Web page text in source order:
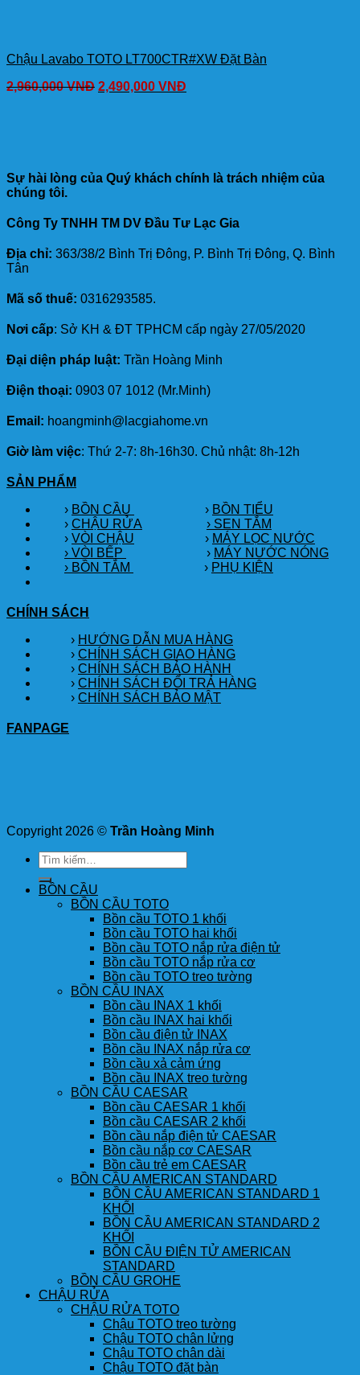
Chậu Lavabo TOTO LT700CTR#XW Đặt Bàn
2,960,000VNĐ 2,490,000 VNĐ
Sự hài lòng của Quý khách chính là trách nhiệm của
chúng tôi.
Công Ty TNHH TM DV Đầu Tư Lạc Gia
Địa chỉ: 363/38/2 Bình Trị Đông, P. Bình Trị Đông, Q. Bình
Tân
Mã số thuế: 0316293585.
Nơi cấp: Sở KH & ĐT TPHCM cấp ngày 27/05/2020
Đại diện pháp luật: Trần Hoàng Minh
Điện thoại: 0903 07 1012 (Mr.Minh)
Email: hoangminh@lacgiahome.vn
Giờ làm việc: Thứ 2-7: 8h-16h30. Chủ nhật: 8h-12h
SẢN PHẨM
› BỒN CẦU › BỒN TIỂU
› CHẬU RỬA
› SEN TẮM
› VÒI CHẬU › MÁY LỌC NƯỚC
› VÒI BẾP
› MÁY NƯỚC NÓNG
› BỒN TẮM
› PHỤ KIỆN
CHÍNH SÁCH
› HƯỚNG DẪN MUA HÀNG
› CHÍNH SÁCH GIAO HÀNG
› CHÍNH SÁCH BẢO HÀNH
› CHÍNH SÁCH ĐỔI TRẢ HÀNG
› CHÍNH SÁCH BẢO MẬT
FANPAGE
Copyright 2026 © Trần Hoàng Minh
Tìm
kiếm:
BỒN CẦU
BỒN CẦU TOTO
Bồn cầu TOTO 1 khối
Bồn cầu TOTO hai khối
Bồn cầu TOTO nắp rửa điện tử
Bồn cầu TOTO nắp rửa cơ
Bồn cầu TOTO treo tường
BỒN CẦU INAX
Bồn cầu INAX 1 khối
Bồn cầu INAX hai khối
Bồn cầu điện tử INAX
Bồn cầu INAX nắp rửa cơ
Bồn cầu xả cảm ứng
Bồn cầu INAX treo tường
BỒN CẦU CAESAR
Bồn cầu CAESAR 1 khối
Bồn cầu CAESAR 2 khối
Bồn cầu nắp điện tử CAESAR
Bồn cầu nắp cơ CAESAR
Bồn cầu trẻ em CAESAR
BỒN CẦU AMERICAN STANDARD
BỒN CẦU AMERICAN STANDARD 1
KHỐI
BỒN CẦU AMERICAN STANDARD 2
KHỐI
BỒN CẦU ĐIỆN TỬ AMERICAN
STANDARD
BỒN CẦU GROHE
CHẬU RỬA
CHẬU RỬA TOTO
Chậu TOTO treo tường
Chậu TOTO chân lửng
Chậu TOTO chân dài
Chậu TOTO đặt bàn